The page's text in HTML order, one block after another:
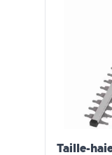
Taille-